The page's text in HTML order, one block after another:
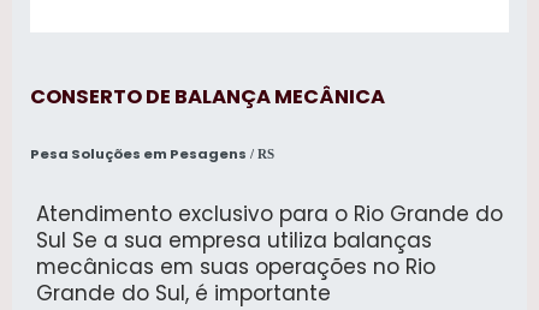
CONSERTO DE BALANÇA MECÂNICA
Pesa Soluções em Pesagens / RS
Atendimento exclusivo para o Rio Grande do
Sul Se a sua empresa utiliza balanças
mecânicas em suas operações no Rio
Grande do Sul, é importante